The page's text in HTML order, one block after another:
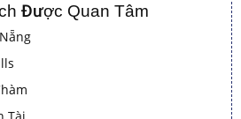
Được Quan Tâm